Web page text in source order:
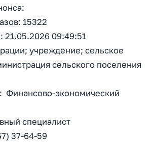
15322
21.05.2026 09:49:51
учреждение; сельское
сельского поселения
Финансово-экономический
специалист
37-64-59